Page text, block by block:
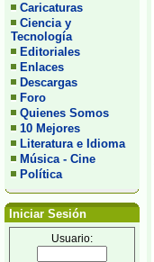
Caricaturas
Ciencia y
Tecnología
Editoriales
Enlaces
Descargas
Foro
Quienes Somos
10 Mejores
Literatura e Idioma
Música - Cine
Política
Iniciar Sesión
Usuario: